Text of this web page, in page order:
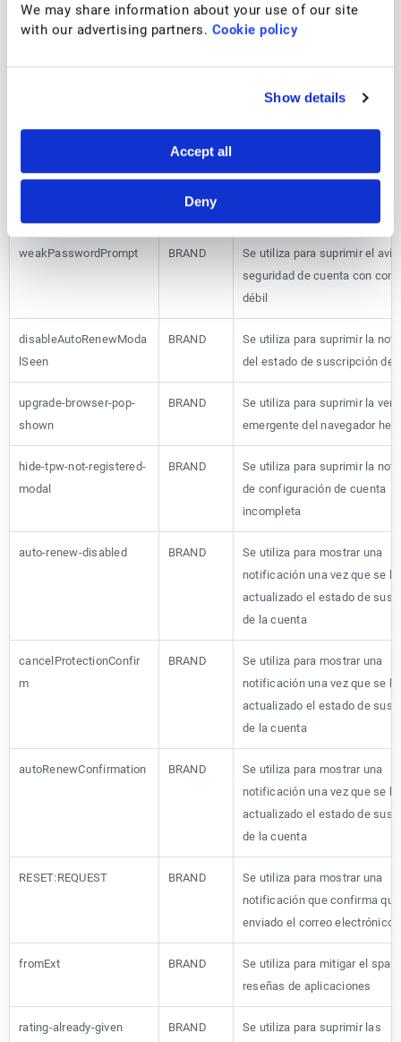
We may share information about your use of our site
with our advertising partners. Cookie policy
Show details
Accept all
Deny
FLASH_MESSAGE BRAND
Se utiliza para mostrar
advertencia/error a usuarios
d
Se utiliza para suprimir la
del estado de la cuenta
uninstallTimestamp
Marca de tiempo utilizada
weakPasswordPrompt BRAND
Se utiliza para suprimir el
seguridad de cuenta con
débil
disableAutoRenewModa
lSeen
BRAND
Se utiliza para suprimir la
del estado de suscripción de
upgrade-browser-pop-
shown
BRAND
Se utiliza para suprimir la
emergente del navegador
hide-tpw-not-registered-
modal
BRAND
Se utiliza para suprimir la
de configuración de cuenta
incompleta
auto-renew-disabled BRAND
Se utiliza para mostrar una
notificación una vez que se
actualizado el estado de
de la cuenta
cancelProtectionConfir
m
BRAND
Se utiliza para mostrar una
notificación una vez que se
actualizado el estado de
de la cuenta
autoRenewConfirmation BRAND
Se utiliza para mostrar una
notificación una vez que se
actualizado el estado de
de la cuenta
RESET:REQUEST BRAND
Se utiliza para mostrar una
notificación que confirma
enviado el correo electrónico
fromExt BRAND
Se utiliza para mitigar el
reseñas de aplicaciones
rating-already-given BRAND Se utiliza para suprimir las